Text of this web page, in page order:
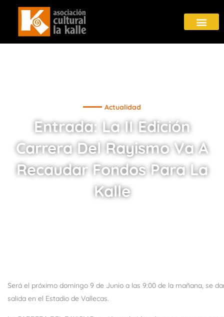
Actualidad
Entrada: La II Edición
Carrera Del Rayismo Va A
Recaudar Fondos Para La
Kalle
Será el próximo domingo 9 de Junio a las 9:00 de la mañana, se
salida en el Estadio de Vallecas.